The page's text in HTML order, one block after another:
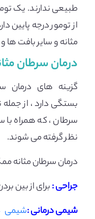
طبیعی ندارند. یک
از تومور درجه پایین
مثانه و سایر بافت ها
درمان سرطان
گزینه های درمان
بستگی دارد ، از
سرطان ، که همراه با
نظر گرفته می شوند.
درمان سرطان مثانه
جراحی :برای از بین
شیمی درمانی :شیمی